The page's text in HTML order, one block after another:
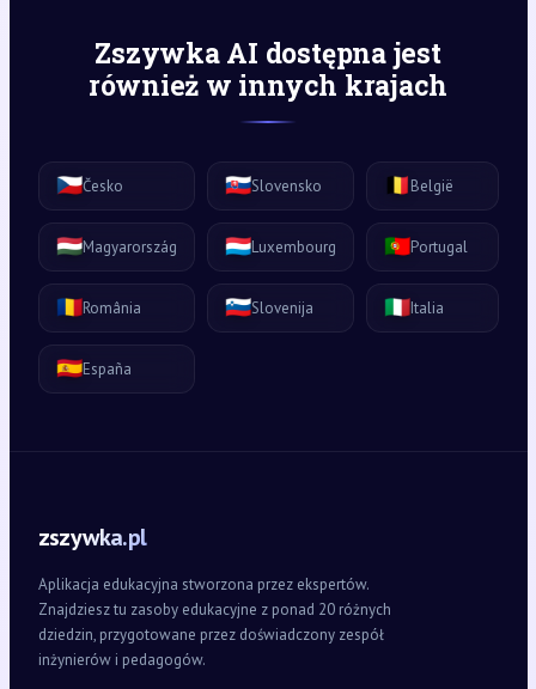
Zszywka AI dostępna jest
również w innych krajach
🇨🇿Česko 🇸🇰Slovensko 🇧🇪België
🇭🇺Magyarország 🇱🇺Luxembourg 🇵🇹Portugal
🇷🇴România 🇸🇮Slovenija 🇮🇹Italia
🇪🇸España
zszywka.pl
Aplikacja edukacyjna stworzona przez ekspertów.
Znajdziesz tu zasoby edukacyjne z ponad 20 różnych
dziedzin, przygotowane przez doświadczony zespół
inżynierów i pedagogów.